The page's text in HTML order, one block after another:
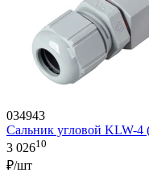
034943
Сальник угловой KLW-4
3 02610
₽/шт